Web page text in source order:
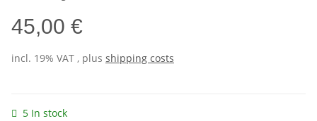
45,00 €
incl. 19% VAT , plus shipping costs
5 In stock